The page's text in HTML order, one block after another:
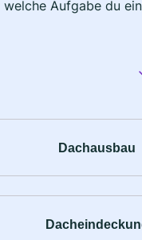
welche Aufgabe du
Dachausbau